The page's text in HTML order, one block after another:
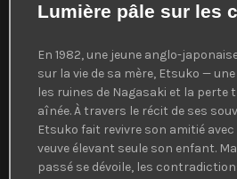
Lumière pâle sur les
En 1982, une jeune anglo-
sur la vie de sa mère, Etsuko —
les ruines de Nagasaki et la perte
aînée. À travers le récit de ses
Etsuko fait revivre son amitié
veuve élevant seule son enfant.
passé se dévoile, les